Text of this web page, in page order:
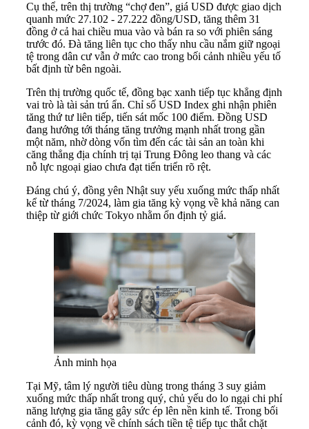
Cụ thể, trên thị trường “chợ đen”, giá USD được giao dịch
quanh mức 27.102 - 27.222 đồng/USD, tăng thêm 31
đồng ở cả hai chiều mua vào và bán ra so với phiên sáng
trước đó. Đà tăng liên tục cho thấy nhu cầu nắm giữ ngoại
tệ trong dân cư vẫn ở mức cao trong bối cảnh nhiều yếu tố
bất định từ bên ngoài.
Trên thị trường quốc tế, đồng bạc xanh tiếp tục khẳng định
vai trò là tài sản trú ẩn. Chỉ số USD Index ghi nhận phiên
tăng thứ tư liên tiếp, tiến sát mốc 100 điểm. Đồng USD
đang hướng tới tháng tăng trưởng mạnh nhất trong gần
một năm, nhờ dòng vốn tìm đến các tài sản an toàn khi
căng thẳng địa chính trị tại Trung Đông leo thang và các
nỗ lực ngoại giao chưa đạt tiến triển rõ rệt.
Đáng chú ý, đồng yên Nhật suy yếu xuống mức thấp nhất
kể từ tháng 7/2024, làm gia tăng kỳ vọng về khả năng can
thiệp từ giới chức Tokyo nhằm ổn định tỷ giá.
Ảnh minh họa
Tại Mỹ, tâm lý người tiêu dùng trong tháng 3 suy giảm
xuống mức thấp nhất trong quý, chủ yếu do lo ngại chi phí
năng lượng gia tăng gây sức ép lên nền kinh tế. Trong bối
cảnh đó, kỳ vọng về chính sách tiền tệ tiếp tục thắt chặt